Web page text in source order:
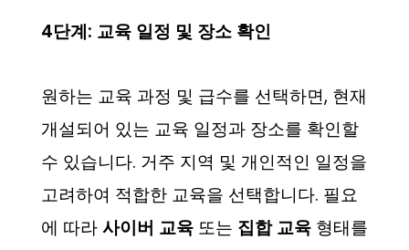
4단계: 교육 일정 및 장소 확인
원하는 교육 과정 및 급수를 선택하면, 현재
개설되어 있는 교육 일정과 장소를 확인할
수 있습니다. 거주 지역 및 개인적인 일정을
고려하여 적합한 교육을 선택합니다. 필요
에 따라사이버 교육 또는 집합 교육 형태를